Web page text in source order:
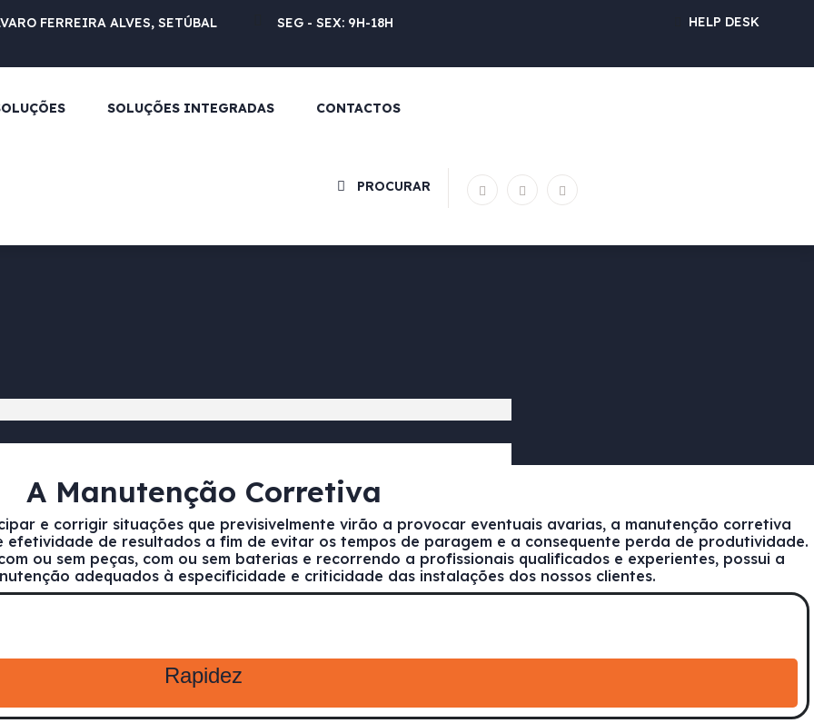
FERREIRA ALVES, SETÚBAL SEG - SEX: 9H-18H HELP DESK
SOLUÇÕES INTEGRADAS CONTACTOS
PROCURAR
A Manutenção Corretiva
e corrigir situações que previsivelmente virão a provocar eventuais avarias, a manutenção corretiva
de resultados a fim de evitar os tempos de paragem e a consequente perda de produtividade.
ou sem peças, com ou sem baterias e recorrendo a profissionais qualificados e experientes, possui a
adequados à especificidade e criticidade das instalações dos nossos clientes.
Rapidez